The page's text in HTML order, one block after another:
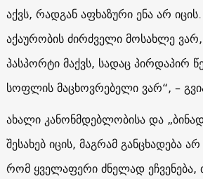
აქვს, რადგან აფხაზური ენა არ
აქაურობის ძირძველი მოსახლე
პასპორტი მაქვს, სადაც პირდაპირ
სოფლის მაცხოვრებელი ვარ“, –
ახალი კანონმდებლობისა და
შესახებ იცის, მაგრამ განცხადება
რომ ყველაფერი ძნელად